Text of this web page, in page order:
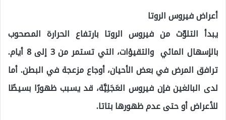
أعراض فيروس الروتا
يبدأ التلوّث من فيروس الروتا بارتفاع الحرارة المصحوب
بالإسهال المائي والتقيؤات، التي تستمر من 3 إلى 8 أيام.
ترافق المرض في بعض الأحيان، أوجاع مزعجة في البطن. أما
لدى البالغين فإن فيروس العَجَلِيَّة، قد يسبب ظهورًا بسيطًا
للأعراض أو حتى عدم ظهورها بتاتا.